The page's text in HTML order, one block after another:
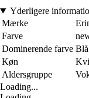
Yderligere
Mærke
Farve
Dominerende farve Blå
Køn
Aldersgruppe
Loading...